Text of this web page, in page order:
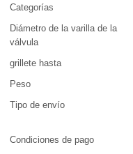
Categorías
Diámetro de la varilla de la
válvula
grillete hasta
Peso
Tipo de envío
Condiciones de pago